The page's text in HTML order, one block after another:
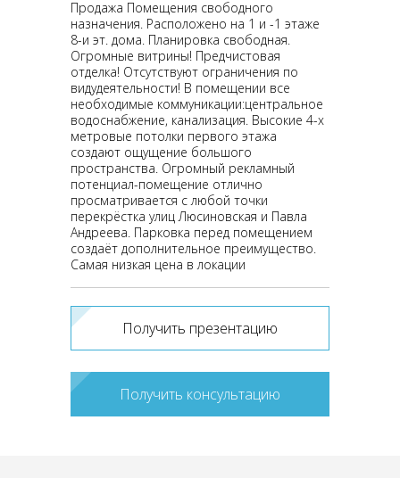
Продажа Помещения свободного
назначения. Расположено на 1 и -1 этаже
8-и эт. дома. Планировка свободная.
Огромные витрины! Предчистовая
отделка! Отсутствуют ограничения по
видудеятельности! В помещении все
необходимые коммуникации:центральное
водоснабжение, канализация. Высокие 4-х
метровые потолки первого этажа
создают ощущение большого
пространства. Огромный рекламный
потенциал-помещение отлично
просматривается с любой точки
перекрёстка улиц Люсиновская и Павла
Андреева. Парковка перед помещением
создаёт дополнительное преимущество.
Самая низкая цена в локации
Получить презентацию
Получить консультацию